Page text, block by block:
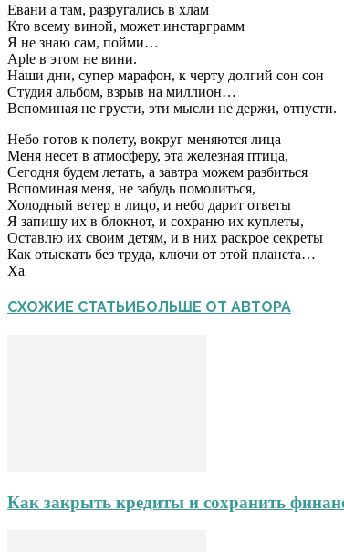
Евани а там, разругались в хлам
Кто всему виной, может инстарграмм
Я не знаю сам, пойми…
Aple в этом не вини.
Наши дни, супер марафон, к черту долгий сон сон
Студия альбом, взрыв на миллион…
Вспоминая не грусти, эти мысли не держи, отпусти.
Небо готов к полету, вокруг меняются лица
Меня несет в атмосферу, эта железная птица,
Сегодня будем летать, а завтра можем разбиться
Вспоминая меня, не забудь помолиться,
Холодный ветер в лицо, и небо дарит ответы
Я запишу их в блокнот, и сохраню их куплеты,
Оставлю их своим детям, и в них раскрое секреты
Как отыскать без труда, ключи от этой планета…
Ха
СХОЖИЕ СТАТЬИБОЛЬШЕ ОТ АВТОРА
Как закрыть кредиты и сохранить